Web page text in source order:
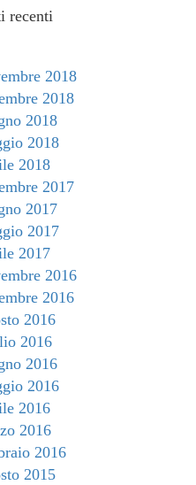
recenti
2018
2018
2018
2018
2018
2017
2017
2017
2017
2016
2016
2016
2016
2016
2016
2016
2016
2016
2015